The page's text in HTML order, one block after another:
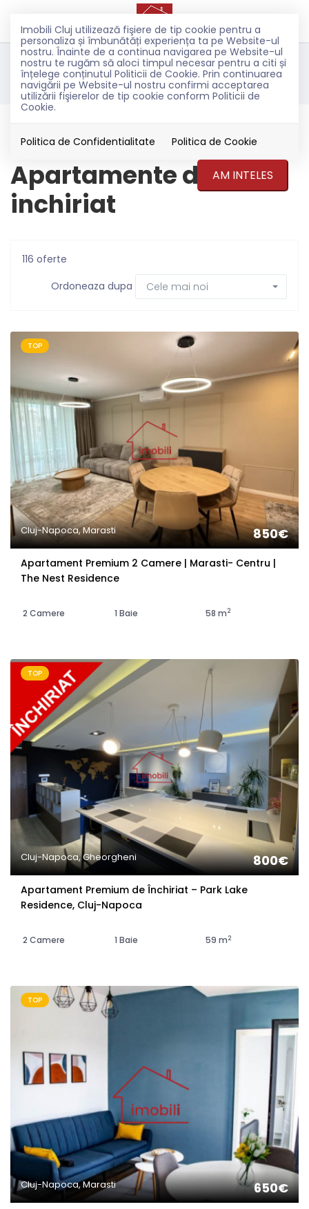
Imobili Cluj utilizează fişiere de tip cookie pentru a
personaliza și îmbunătăți experiența ta pe Website-ul
nostru. Înainte de a continua navigarea pe Website-ul
nostru te rugăm să aloci timpul necesar pentru a citi și
înțelege conținutul Politicii de Cookie. Prin continuarea
navigării pe Website-ul nostru confirmi acceptarea
utilizării fişierelor de tip cookie conform Politicii de
Cookie.
Politica de Confidentialitate Politica de Cookie
AM INTELES
Filtreaza
Apartamente de
inchiriat
116 oferte
Ordoneaza dupa
Cele mai noi
TOP
Cluj-Napoca, Marasti 850€
Apartament Premium 2 Camere | Marasti- Centru |
The Nest Residence
2 Camere 1 Baie 58 m2
TOP
Cluj-Napoca, Gheorgheni 800€
Apartament Premium de Închiriat – Park Lake
Residence, Cluj-Napoca
2 Camere 1 Baie 59 m2
TOP
Cluj-Napoca, Marasti 650€